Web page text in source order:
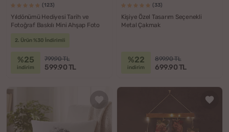
(123)
Yıldönümü Hediyesi Tarih ve
Fotoğraf Baskılı Mini Ahşap Foto
2. Ürün %30 İndirimli
%25
indirim
799.90 TL
599.90 TL
(33)
Kişiye Özel Tasarım Seçenekli
Metal Çakmak
%22
indirim
899.90 TL
699.90 TL